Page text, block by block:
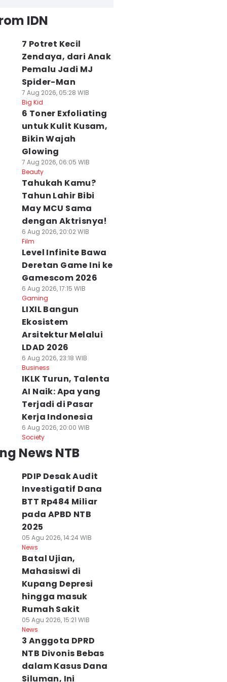
UGM,
Tebing Pemisah
IDN
7 Potret Kecil
Zendaya, dari Anak
Pemalu Jadi MJ
Spider-Man
7 Aug 2026, 05:28 WIB
Big Kid
6 Toner Exfoliating
untuk Kulit Kusam,
Bikin Wajah
Glowing
7 Aug 2026, 06:05 WIB
Beauty
Tahukah Kamu?
Tahun Lahir Bibi
May MCU Sama
dengan Aktrisnya!
6 Aug 2026, 20:02 WIB
Film
Level Infinite Bawa
Deretan Game Ini ke
Gamescom 2026
6 Aug 2026, 17:15 WIB
Gaming
LIXIL Bangun
Ekosistem
Arsitektur Melalui
LDAD 2026
6 Aug 2026, 23:18 WIB
Business
IKLK Turun, Talenta
AI Naik: Apa yang
Terjadi di Pasar
Kerja Indonesia
6 Aug 2026, 20:00 WIB
Society
News NTB
PDIP Desak Audit
Investigatif Dana
BTT Rp484 Miliar
pada APBD NTB
2025
05 Agu 2026, 14:24 WIB
News
Batal Ujian,
Mahasiswi di
Kupang Depresi
hingga masuk
Rumah Sakit
05 Agu 2026, 15:21 WIB
News
3 Anggota DPRD
NTB Divonis Bebas
dalam Kasus Dana
Siluman, Ini